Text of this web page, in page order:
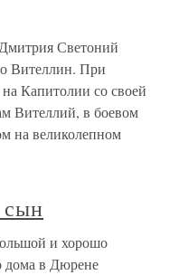
Светоний
Вителлин. При
Капитолии со своей
Вителлий, в боевом
на великолепном
сын
и хорошо
дома в Дюрене